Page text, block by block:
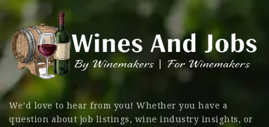
We’d love to hear from you! Whether you have a
question about job listings, wine industry insights, or